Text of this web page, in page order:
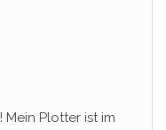
Plotter ist im